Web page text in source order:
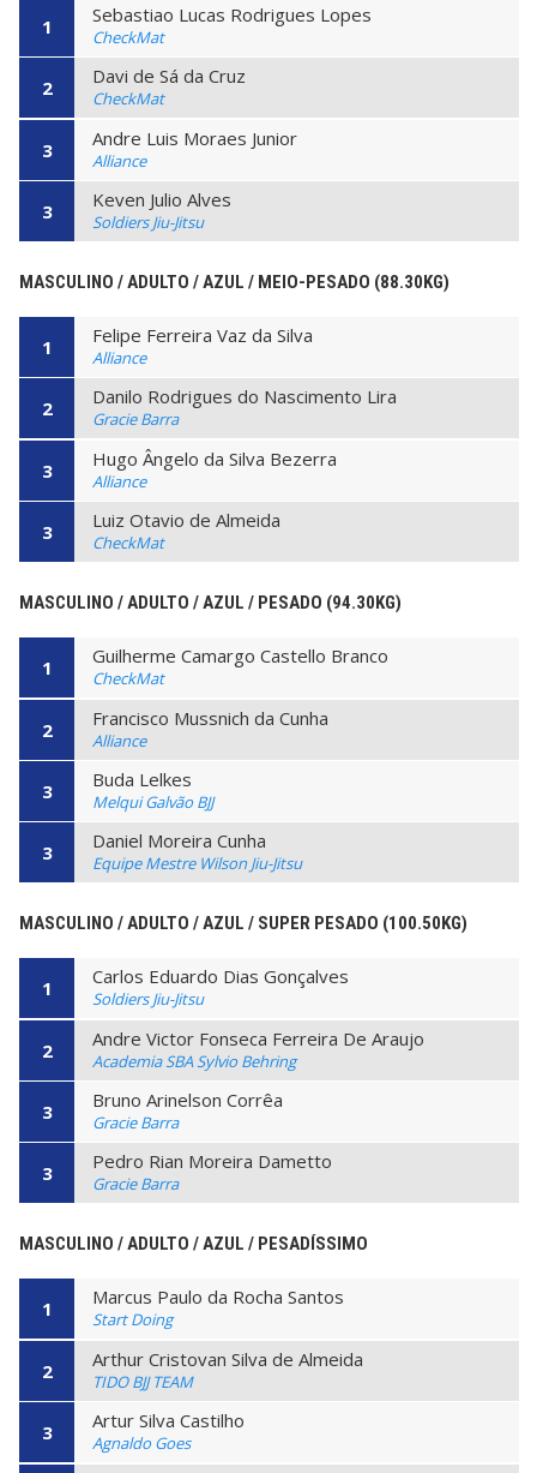
1 Sebastiao Lucas Rodrigues Lopes
CheckMat
2 Davi de Sá da Cruz
CheckMat
3 Andre Luis Moraes Junior
Alliance
3 Keven Julio Alves
Soldiers Jiu-Jitsu
MASCULINO / ADULTO / AZUL / MEIO-PESADO (88.30KG)
1 Felipe Ferreira Vaz da Silva
Alliance
2 Danilo Rodrigues do Nascimento Lira
Gracie Barra
3 Hugo Ângelo da Silva Bezerra
Alliance
3 Luiz Otavio de Almeida
CheckMat
MASCULINO / ADULTO / AZUL / PESADO (94.30KG)
1 Guilherme Camargo Castello Branco
CheckMat
2 Francisco Mussnich da Cunha
Alliance
3 Buda Lelkes
Melqui Galvão BJJ
3 Daniel Moreira Cunha
Equipe Mestre Wilson Jiu-Jitsu
MASCULINO / ADULTO / AZUL / SUPER PESADO (100.50KG)
1 Carlos Eduardo Dias Gonçalves
Soldiers Jiu-Jitsu
2 Andre Victor Fonseca Ferreira De Araujo
Academia SBA Sylvio Behring
3 Bruno Arinelson Corrêa
Gracie Barra
3 Pedro Rian Moreira Dametto
Gracie Barra
MASCULINO / ADULTO / AZUL / PESADÍSSIMO
1 Marcus Paulo da Rocha Santos
Start Doing
2 Arthur Cristovan Silva de Almeida
TIDO BJJ TEAM
3 Artur Silva Castilho
Agnaldo Goes